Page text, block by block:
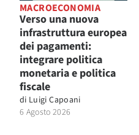
MACROECONOMIA
Verso una nuova
infrastruttura europea
dei pagamenti:
integrare politica
monetaria e politica
fiscale
di Luigi Capoani
6 Agosto 2026